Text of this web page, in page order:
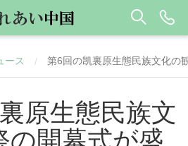
ース / 第6回の凯裏原生態民族文化の
原生態民族文
の開幕式が盛